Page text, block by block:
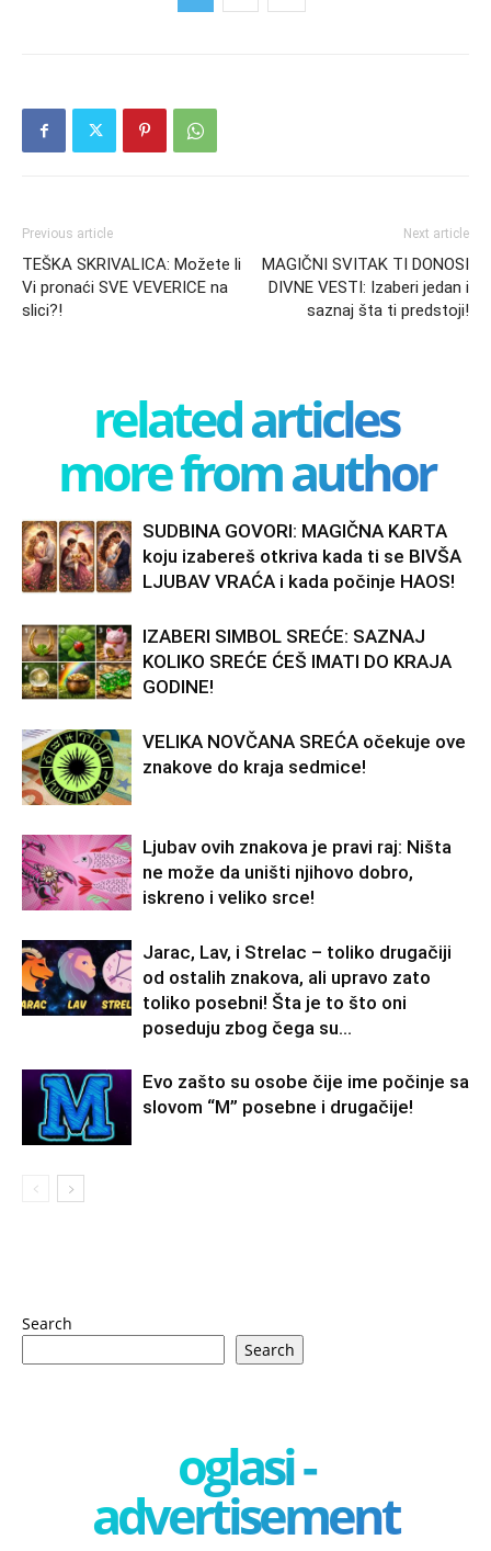
Previous article
TEŠKA SKRIVALICA: Možete li
Vi pronaći SVE VEVERICE na
slici?!
Next article
MAGIČNI SVITAK TI DONOSI
DIVNE VESTI: Izaberi jedan i
saznaj šta ti predstoji!
related articles
more from author
SUDBINA GOVORI: MAGIČNA KARTA
koju izabereš otkriva kada ti se BIVŠA
LJUBAV VRAĆA i kada počinje HAOS!
IZABERI SIMBOL SREĆE: SAZNAJ
KOLIKO SREĆE ĆEŠ IMATI DO KRAJA
GODINE!
VELIKA NOVČANA SREĆA očekuje ove
znakove do kraja sedmice!
Ljubav ovih znakova je pravi raj: Ništa
ne može da uništi njihovo dobro,
iskreno i veliko srce!
Jarac, Lav, i Strelac – toliko drugačiji
od ostalih znakova, ali upravo zato
toliko posebni! Šta je to što oni
poseduju zbog čega su...
Evo zašto su osobe čije ime počinje sa
slovom “M” posebne i drugačije!
Search
Search
oglasi -
advertisement